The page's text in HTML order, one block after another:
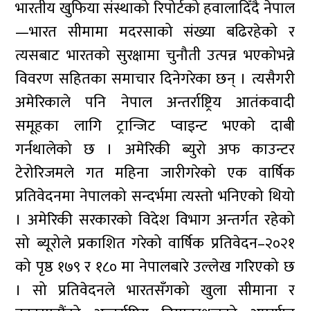
भारतीय खुफिया संस्थाको रिपोर्टको हवालादिँदै नेपाल
—भारत सीमामा मदरसाको संख्या बढिरहेको र
त्यसबाट भारतको सुरक्षामा चुनौती उत्पन्न भएकोभन्ने
विवरण सहितका समाचार दिनेगरेका छन् । त्यसैगरी
अमेरिकाले पनि नेपाल अन्तर्राष्ट्रिय आतंकवादी
समूहका लागि ट्रान्जिट प्वाइन्ट भएको दाबी
गर्नथालेको छ । अमेरिकी ब्युरो अफ काउन्टर
टेरोरिजमले गत महिना जारीगरेको एक वार्षिक
प्रतिवेदनमा नेपालको सन्दर्भमा त्यस्तो भनिएको थियो
। अमेरिकी सरकारको विदेश विभाग अन्तर्गत रहेको
सो ब्यूरोले प्रकाशित गरेको वार्षिक प्रतिवेदन–२०२१
को पृष्ठ १७९ र १८० मा नेपालबारे उल्लेख गरिएको छ
। सो प्रतिवेदनले भारतसँगको खुला सीमाना र